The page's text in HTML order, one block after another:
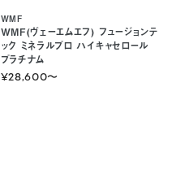
WMF(ヴェーエムエフ) フュージョンテ
ック ミネラルプロ ハイキャセロール
プラチナム
WMF
〜
¥28,600